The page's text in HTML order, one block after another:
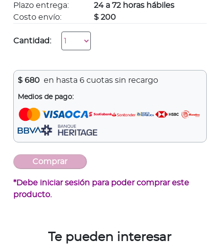
Plazo entrega:
24 a 72 horas hábiles
Costo envío:
$ 200
Cantidad:
$ 680 en hasta 6 cuotas sin recargo
Medios de pago:
*Debe iniciar sesión para poder comprar este
producto.
Te pueden interesar